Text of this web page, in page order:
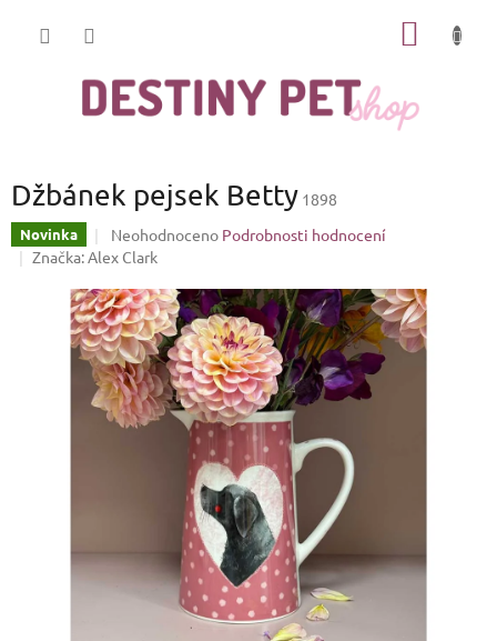
Džbánek pejsek Betty 1898
Novinka
Průměrné
hodnocení
je
0,0
z
5
hvězdiček.
Neohodnoceno Podrobnosti hodnocení
Značka:Alex Clark